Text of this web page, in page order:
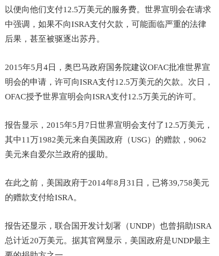
以便向他们支付12.5万美元的服务费。世界宣明会在请求
中强调，如果不向ISRA支付欠款，可能面临严重的法律
后果，甚至被驱逐出苏丹。
2015年5月4日，奥巴马政府国务院建议OFAC批准世界宣
明会的申请，许可向ISRA支付12.5万美元的欠款。次日，
OFAC授予世界宣明会向ISRA支付12.5万美元的许可。
报告显示，2015年5月7日世界宣明会支付了12.5万美元，
其中11万1982美元来自美国政府（USG）的赠款，9062
美元来自爱尔兰政府的援助。
在此之前，美国政府于2014年8月31日，已将39,758美元
的赠款支付给ISRA。
报告还显示，联合国开发计划署（UNDP）也曾捐助ISRA
总计近20万美元。据其官网显示，美国政府是UNDP最主